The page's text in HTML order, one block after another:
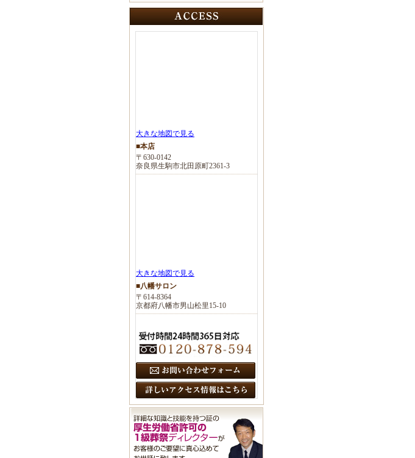
大きな地図で見る
■本店
〒630-0142
奈良県生駒市北田原町2361-3
大きな地図で見る
■八幡サロン
〒614-8364
京都府八幡市男山松里15-10